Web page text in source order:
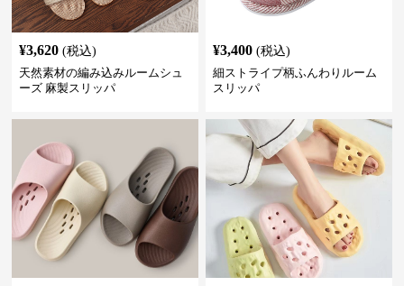
¥3,620 (税込)
天然素材の編み込みルームシュ
ーズ 麻製スリッパ
¥3,400 (税込)
細ストライプ柄ふんわりルーム
スリッパ